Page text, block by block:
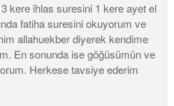
kere ihlas suresini 1 kere ayet el
fatiha suresini okuyorum ve
allahuekber diyerek kendime
En sonunda ise göğüsümün ve
Herkese tavsiye ederim